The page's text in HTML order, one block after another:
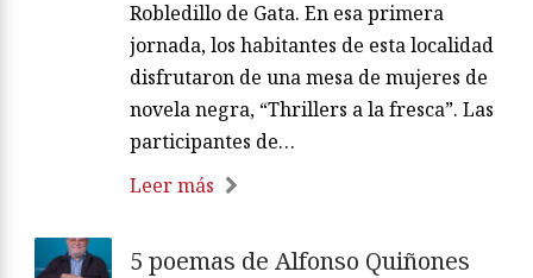
Robledillo de Gata. En esa primera
jornada, los habitantes de esta localidad
disfrutaron de una mesa de mujeres de
novela negra, “Thrillers a la fresca”. Las
participantes de…
Leer más
5 poemas de Alfonso Quiñones